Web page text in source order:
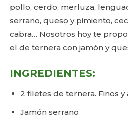
pollo, cerdo, merluza,
serrano, queso y pimiento,
cabra… Nosotros hoy te
el de ternera con jamón y
INGREDIENTES:
2 filetes de ternera. Finos y
Jamón serrano